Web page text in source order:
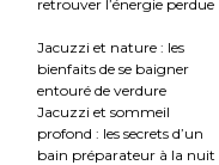
retrouver l’énergie perdue
Jacuzzi et nature : les
bienfaits de se baigner
entouré de verdure
Jacuzzi et sommeil
profond : les secrets d’un
bain préparateur à la nuit